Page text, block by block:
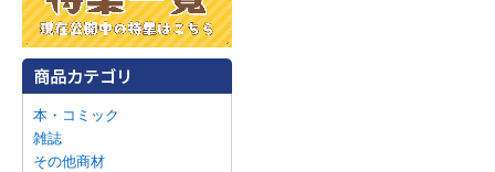
本・コミック
雑誌
その他商材